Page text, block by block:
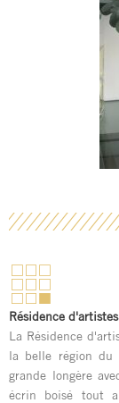
Résidence
La Résidence
la belle région du
grande longère
écrin boisé tout